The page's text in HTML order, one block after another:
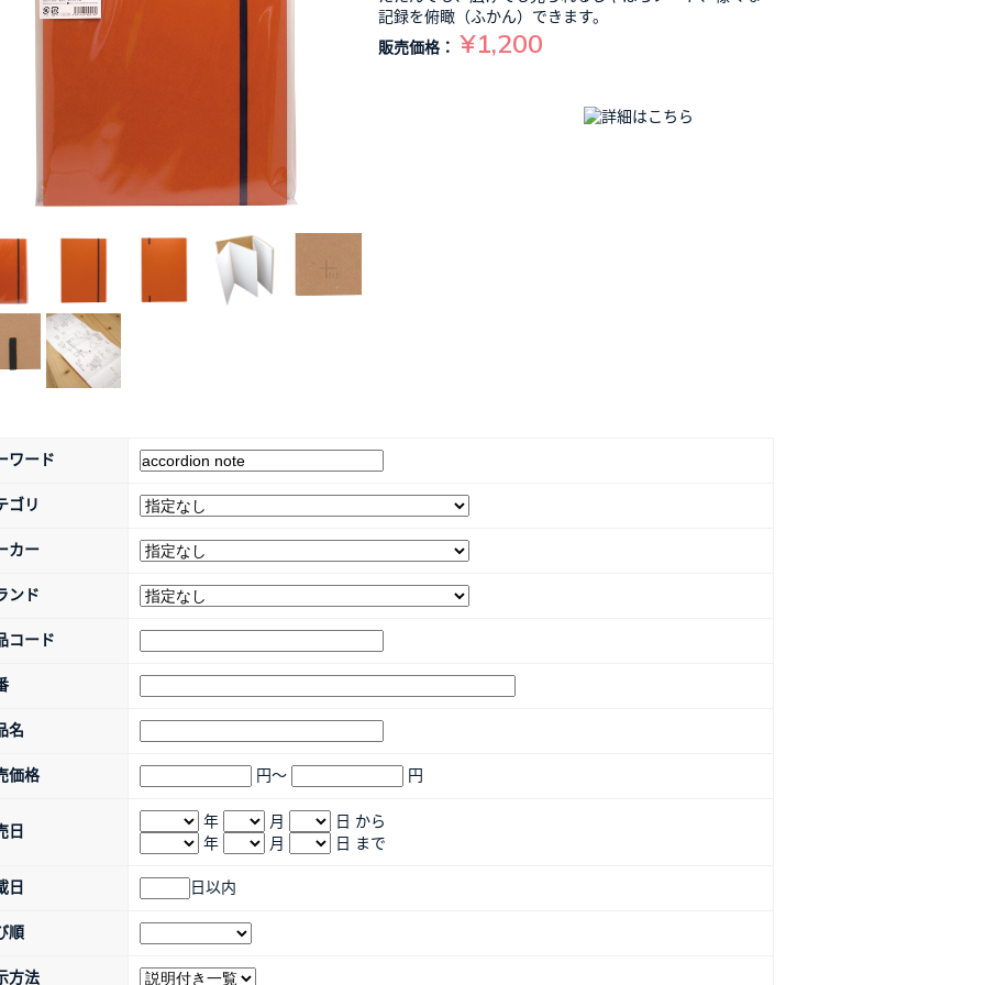
記録を俯瞰（ふかん）できます。
販売価格： ¥1,200
ワード
ゴリ
カー
ンド
コード
名
価格 円～ 円
日 年 月
日 から
年
月 日 まで
日 日以内
順
方法